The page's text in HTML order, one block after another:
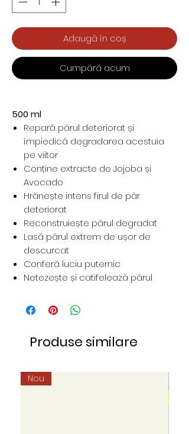
Adaugă în coș
Cumpără acum
500 ml
Repară părul deteriorat și
împiedică degradarea acestuia
pe viitor
Conține extracte de Jojoba și
Avocado
Hrănește intens firul de păr
deteriorat
Reconstruiește părul degradat
Lasă părul extrem de ușor de
descurcat
Conferă luciu puternic
Netezește și catifelează părul
Produse similare
Nou